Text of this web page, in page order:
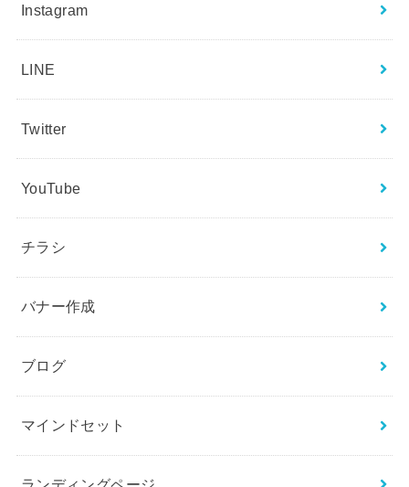
Instagram
LINE
Twitter
YouTube
チラシ
バナー作成
ブログ
マインドセット